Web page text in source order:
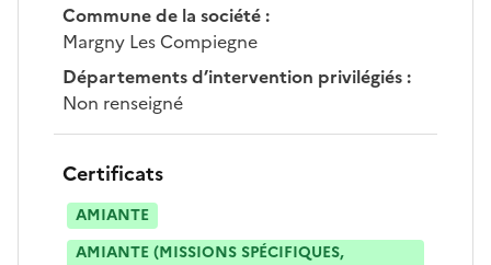
Commune de la société:
Margny Les Compiegne
Départements d’intervention privilégiés:
Non renseigné
Certificats
AMIANTE
AMIANTE (MISSIONS SPÉCIFIQUES,